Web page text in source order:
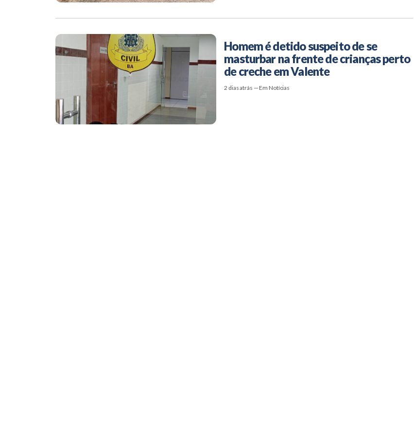
Homem é detido suspeito de se
masturbar na frente de crianças perto
de creche em Valente
2 dias atrás — Em Notícias